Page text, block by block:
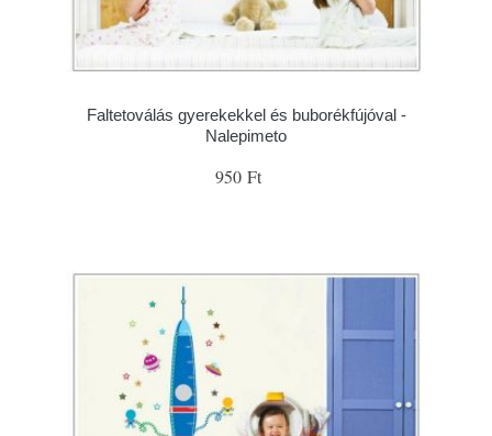
Faltetoválás gyerekekkel és buborékfújóval -
Nalepimeto
950 Ft